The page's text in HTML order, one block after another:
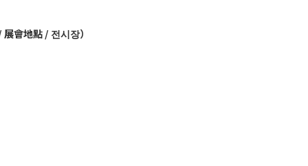
會地點 / 전시장）